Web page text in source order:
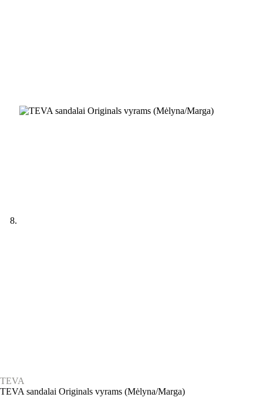
TEVA
TEVA sandalai Originals vyrams (Mėlyna/Marga)